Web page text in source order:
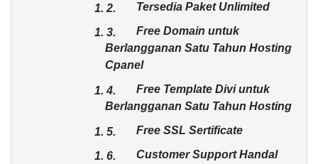
1.2. Tersedia Paket Unlimited
1. 3.
Free Domain untuk
Berlangganan Satu Tahun Hosting
Cpanel
1.4.
Free Template Divi untuk
Berlangganan Satu Tahun Hosting
1. 5. Free SSL Sertificate
1. 6. Customer Support Handal